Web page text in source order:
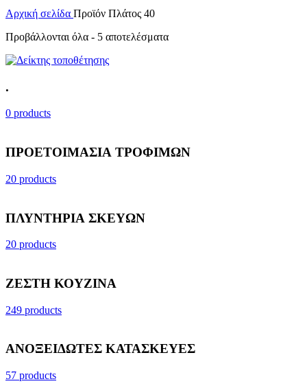
Αρχική σελίδα Προϊόν Πλάτος 40
Προβάλλονται όλα - 5 αποτελέσματα
.
0 products
ΠΡΟΕΤΟΙΜΑΣΙΑ ΤΡΟΦΙΜΩΝ
20 products
ΠΛΥΝΤΗΡΙΑ ΣΚΕΥΩΝ
20 products
ΖΕΣΤΗ ΚΟΥΖΙΝΑ
249 products
ΑΝΟΞΕΙΔΩΤΕΣ ΚΑΤΑΣΚΕΥΕΣ
57 products